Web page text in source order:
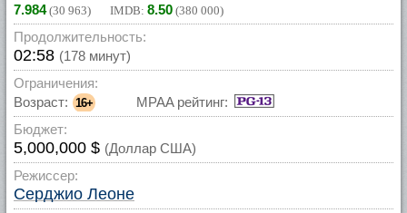
7.984(30 963) IMDB: 8.50 (380 000)
Продолжительность:
02:58 (178 минут)
Ограничения:
Возраст: 16+
MPAA рейтинг:
Бюджет:
5,000,000 $ (Доллар США)
Режиссер:
Серджио Леоне